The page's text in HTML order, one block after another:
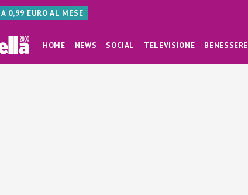
0,99 EURO AL MESE
HOME NEWS SOCIAL TELEVISIONE BENESSERE